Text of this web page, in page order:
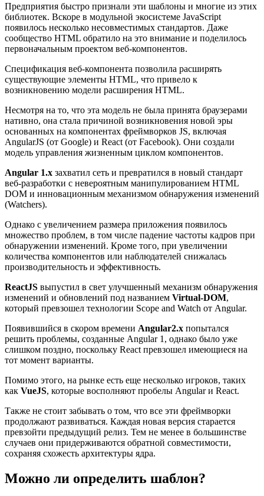
Предприятия быстро признали эти шаблоны и многие из этих
библиотек. Вскоре в модульной экосистеме JavaScript
появилось несколько несовместимых стандартов. Даже
сообщество HTML обратило на это внимание и поделилось
первоначальным проектом веб-компонентов.
Спецификация веб-компонента позволила расширять
существующие элементы HTML, что привело к
возникновению модели расширения HTML.
Несмотря на то, что эта модель не была принята браузерами
нативно, она стала причиной возникновения новой эры
основанных на компонентах фреймворков JS, включая
AngularJS (от Google) и React (от Facebook). Они создали
модель управления жизненным циклом компонентов.
Angular 1.x захватил сеть и превратился в новый стандарт
веб-разработки с невероятным манипулированием HTML
DOM и инновационным механизмом обнаружения изменений
(Watchers).
Однако с увеличением размера приложения появилось
множество проблем, в том числе падение частоты кадров при
обнаружении изменений. Кроме того, при увеличении
количества компонентов или наблюдателей снижалась
производительность и эффективность.
ReactJS выпустил в свет улучшенный механизм обнаружения
изменений и обновлений под названием Virtual-DOM,
который превзошел технологии Scope and Watch от Angular.
Появившийся в скором времени Angular2.x попытался
решить проблемы, созданные Angular 1, однако было уже
слишком поздно, поскольку React превзошел имеющиеся на
тот момент варианты.
Помимо этого, на рынке есть еще несколько игроков, таких
как VueJS, которые восполняют пробелы Angular и React.
Также не стоит забывать о том, что все эти фреймворки
продолжают развиваться. Каждая новая версия старается
превзойти предыдущий релиз. Тем не менее в большинстве
случаев они придерживаются обратной совместимости,
сохраняя схожесть архитектуры ядра.
Можно ли определить шаблон?